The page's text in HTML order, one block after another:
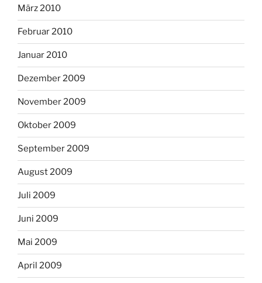
März 2010
Februar 2010
Januar 2010
Dezember 2009
November 2009
Oktober 2009
September 2009
August 2009
Juli 2009
Juni 2009
Mai 2009
April 2009